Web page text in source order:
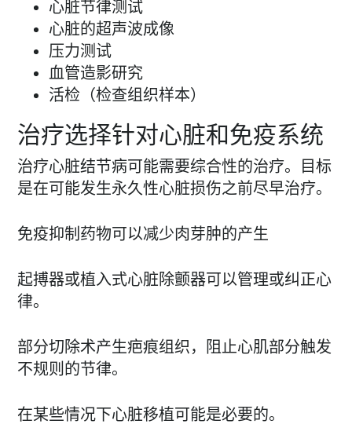
心脏节律测试
心脏的超声波成像
压力测试
血管造影研究
活检（检查组织样本）
治疗选择针对心脏和免疫系统
治疗心脏结节病可能需要综合性的治疗。目标
是在可能发生永久性心脏损伤之前尽早治疗。
免疫抑制药物可以减少肉芽肿的产生
起搏器或植入式心脏除颤器可以管理或纠正心
律。
部分切除术产生疤痕组织，阻止心肌部分触发
不规则的节律。
在某些情况下心脏移植可能是必要的。